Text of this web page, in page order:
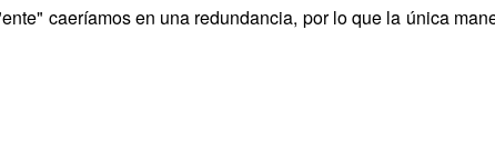
caeríamos en una redundancia, por lo que la única